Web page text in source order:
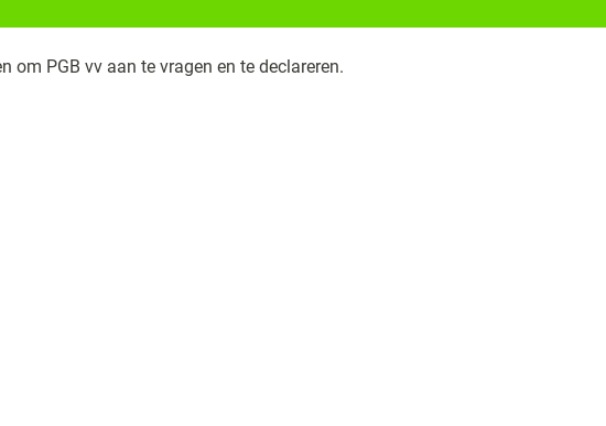
om PGB vv aan te vragen en te declareren.